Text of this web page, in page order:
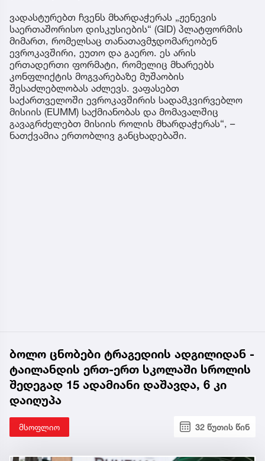
ვადასტურებთ ჩვენს მხარდაჭერას „ჟენევის
საერთაშორისო დისკუსიების“ (GID) პლატფორმის
მიმართ, რომელსაც თანათავმჯდომარეობენ
ევროკავშირი, ეუთო და გაერო. ეს არის
ერთადერთი ფორმატი, რომელიც მხარეებს
კონფლიქტის მოგვარებაზე მუშაობის
შესაძლებლობას აძლევს. ვაფასებთ
საქართველოში ევროკავშირის სადამკვირვებლო
მისიის (EUMM) საქმიანობას და მომავალშიც
გავაგრძელებთ მისიის როლის მხარდაჭერას“, –
ნათქვამია ერთობლივ განცხადებაში.
ბოლო ცნობები ტრაგედიის ადგილიდან -
ტაილანდის ერთ-ერთ სკოლაში სროლის
შედეგად 15 ადამიანი დაშავდა, 6 კი
დაიღუპა
მსოფლიო 32 წუთის წინ